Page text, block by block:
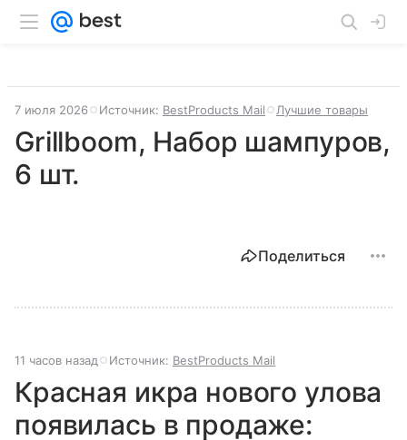
7 июля 2026 Источник: BestProducts Mail Лучшие товары
Grillboom, Набор шампуров,
6 шт.
Поделиться
11 часов назад Источник: BestProducts Mail
Красная икра нового улова
появилась в продаже: